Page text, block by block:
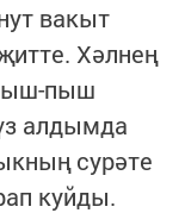
вакыт
Хәлнең
пыш
алдымда
сурәте
куйды.